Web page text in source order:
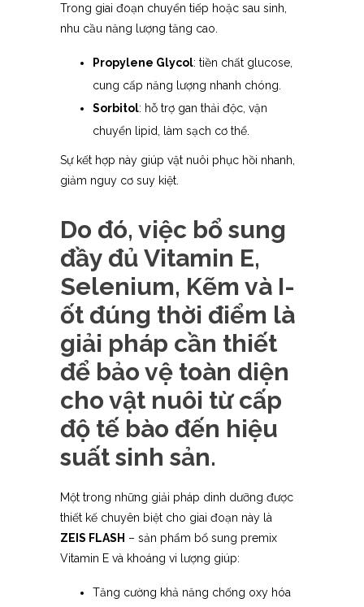
Trong giai đoạn chuyển tiếp hoặc sau sinh,
nhu cầu năng lượng tăng cao.
Propylene Glycol: tiền chất glucose,
cung cấp năng lượng nhanh chóng.
Sorbitol: hỗ trợ gan thải độc, vận
chuyển lipid, làm sạch cơ thể.
Sự kết hợp này giúp vật nuôi phục hồi nhanh,
giảm nguy cơ suy kiệt.
Do đó, việc bổ sung
đầy đủ Vitamin E,
Selenium, Kẽm và I-
ốt đúng thời điểm là
giải pháp cần thiết
để bảo vệ toàn diện
cho vật nuôi từ cấp
độ tế bào đến hiệu
suất sinh sản.
Một trong những giải pháp dinh dưỡng được
thiết kế chuyên biệt cho giai đoạn này là
ZEIS FLASH – sản phẩm bổ sung premix
Vitamin E và khoáng vi lượng giúp:
Tăng cường khả năng chống oxy hóa